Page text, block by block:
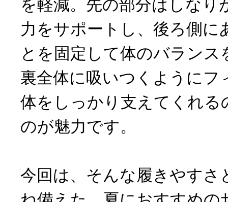
を軽減。先の部分はしなり
力をサポートし、後ろ側に
とを固定して体のバランス
裏全体に吸いつくようにフ
体をしっかり支えてくれる
のが魅力です。
今回は、そんな履きやすさ